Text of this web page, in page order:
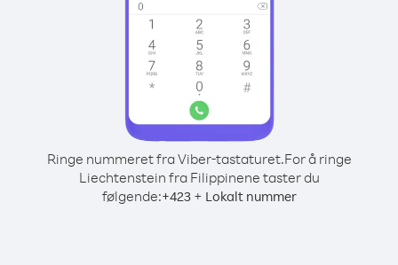
Ringe nummeret fra Viber-tastaturet.For å ringe
Liechtenstein fra Filippinene taster du
følgende:+423+ Lokalt nummer